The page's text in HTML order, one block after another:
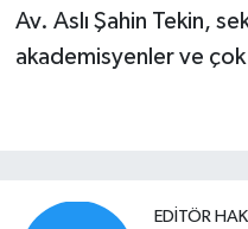
Av. Aslı Şahin Tekin,
akademisyenler ve çok
EDITÖR